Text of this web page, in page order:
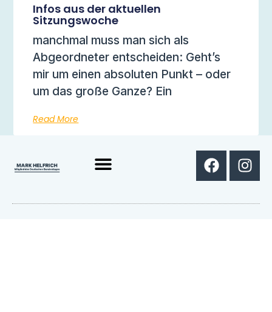
Infos aus der aktuellen
Sitzungswoche
manchmal muss man sich als
Abgeordneter entscheiden: Geht’s
mir um einen absoluten Punkt – oder
um das große Ganze? Ein
Read More